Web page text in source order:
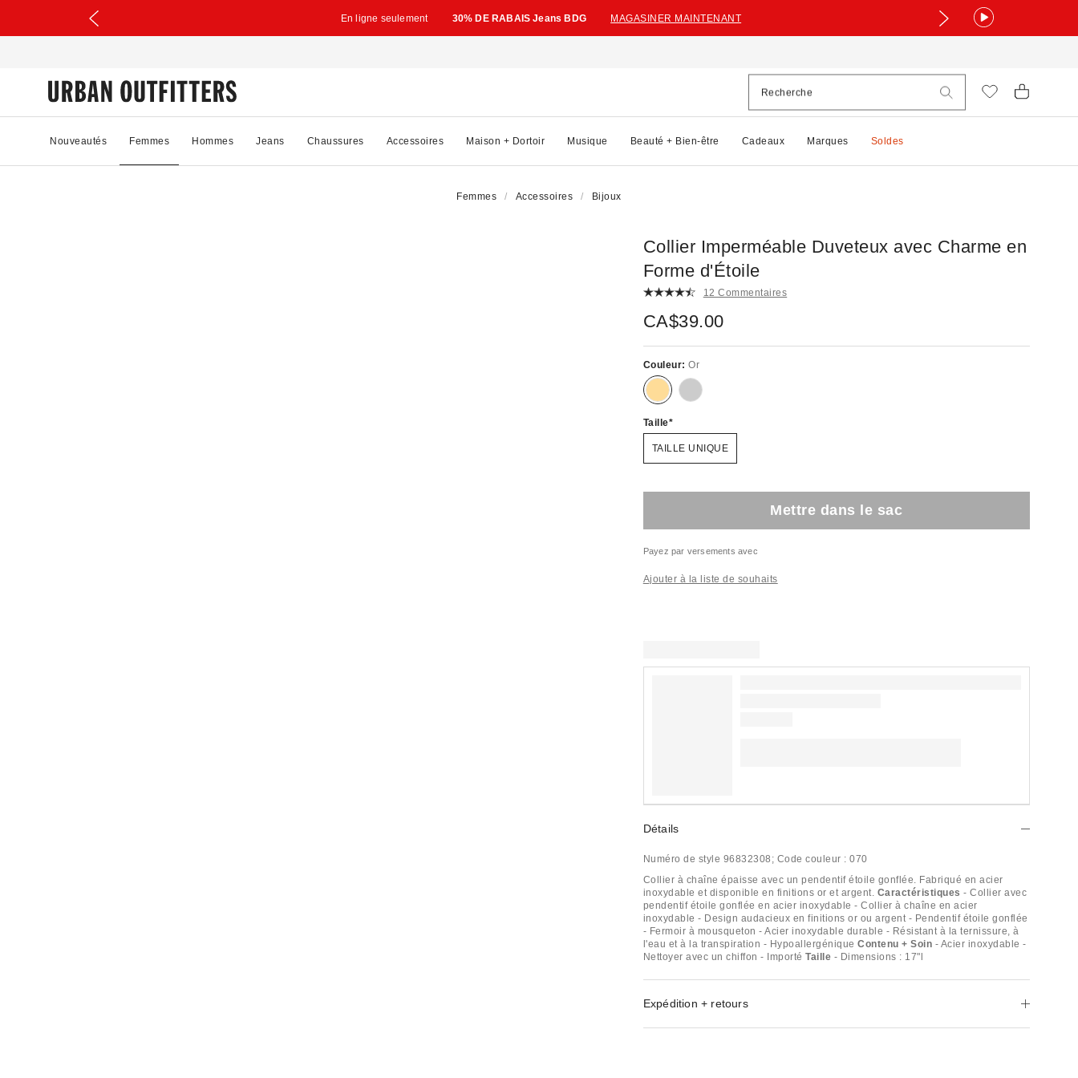
En ligne seulement 30% DE RABAIS Jeans BDG MAGASINER MAINTENANT
Nouveautés Femmes Hommes Jeans Chaussures Accessoires Maison + Dortoir Musique Beauté + Bien-être Cadeaux Marques Soldes
Femmes Accessoires Bijoux
Collier Imperméable Duveteux avec Charme en
Forme d'Étoile
12 Commentaires
CA$39.00
Couleur:Or
Taille
TAILLE UNIQUE
Mettre dans le sac
Payez par versements avec
Ajouter à la liste de souhaits
Détails
Numéro de style 96832308; Code couleur : 070
Collier à chaîne épaisse avec un pendentif étoile gonflée. Fabriqué en acier
inoxydable et disponible en finitions or et argent. Caractéristiques - Collier avec
pendentif étoile gonflée en acier inoxydable - Collier à chaîne en acier
inoxydable - Design audacieux en finitions or ou argent - Pendentif étoile gonflée
- Fermoir à mousqueton - Acier inoxydable durable - Résistant à la ternissure, à
l'eau et à la transpiration - HypoallergéniqueContenu + Soin - Acier inoxydable -
Nettoyer avec un chiffon - ImportéTaille - Dimensions : 17"l
Expédition + retours